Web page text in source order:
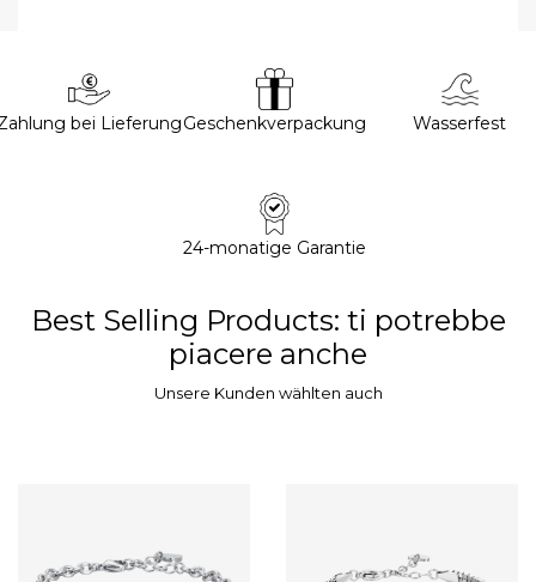
bei LieferungGeschenkverpackung Wasserfest
24-monatige Garantie
Best Selling Products: ti potrebbe
piacere anche
Unsere Kunden wählten auch